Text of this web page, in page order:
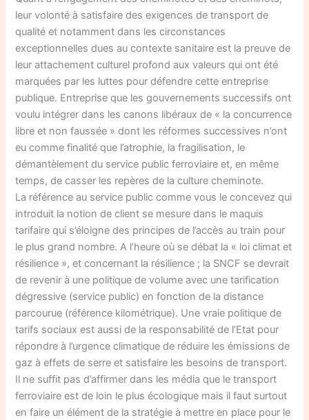
leur volonté à satisfaire des exigences de transport de
qualité et notamment dans les circonstances
exceptionnelles dues au contexte sanitaire est la preuve de
leur attachement culturel profond aux valeurs qui ont été
marquées par les luttes pour défendre cette entreprise
publique. Entreprise que les gouvernements successifs ont
voulu intégrer dans les canons libéraux de « la concurrence
libre et non faussée » dont les réformes successives n’ont
eu comme finalité que l’atrophie, la fragilisation, le
démantèlement du service public ferroviaire et, en même
temps, de casser les repères de la culture cheminote.
La référence au service public comme vous le concevez qui
introduit la notion de client se mesure dans le maquis
tarifaire qui s’éloigne des principes de l’accès au train pour
le plus grand nombre. A l’heure où se débat la « loi climat et
résilience », et concernant la résilience ; la SNCF se devrait
de revenir à une politique de volume avec une tarification
dégressive (service public) en fonction de la distance
parcourue (référence kilométrique). Une vraie politique de
tarifs sociaux est aussi de la responsabilité de l’Etat pour
répondre à l’urgence climatique de réduire les émissions de
gaz à effets de serre et satisfaire les besoins de transport.
Il ne suffit pas d’affirmer dans les média que le transport
ferroviaire est de loin le plus écologique mais il faut surtout
en faire un élément de la stratégie à mettre en place pour le